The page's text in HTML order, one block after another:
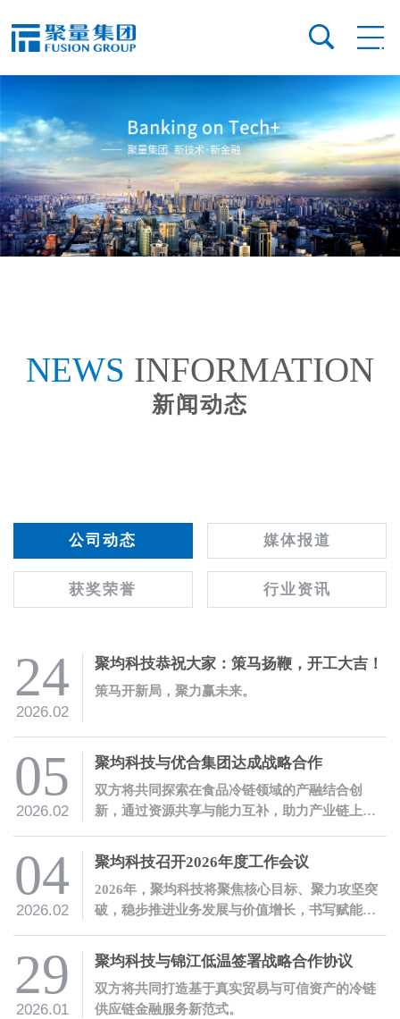
NEWS INFORMATION
新闻动态
公司动态 媒体报道
获奖荣誉 行业资讯
24
2026.02
聚均科技恭祝大家：策马扬鞭，开工大吉！
策马开新局，聚力赢未来。
05
2026.02
聚均科技与优合集团达成战略合作
双方将共同探索在食品冷链领域的产融结合创
新，通过资源共享与能力互补，助力产业链上下
04
2026.02
聚均科技召开2026年度工作会议
2026年，聚均科技将聚焦核心目标、聚力攻坚突
破，稳步推进业务发展与价值增长，书写赋能实
29
2026.01
聚均科技与锦江低温签署战略合作协议
双方将共同打造基于真实贸易与可信资产的冷链
供应链金融服务新范式。